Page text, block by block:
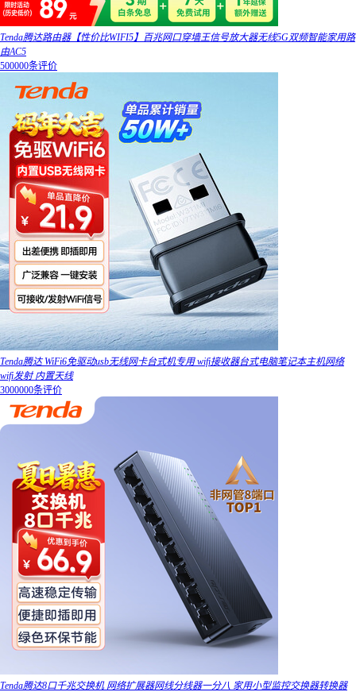
Tenda腾达路由器【性价比WIFI5】百兆网口穿墙王信号放大器无线5G双频智能家用路
由AC5
500000条评价
Tenda腾达 WiFi6免驱动usb无线网卡台式机专用 wifi接收器台式电脑笔记本主机网络
wifi发射 内置天线
3000000条评价
Tenda腾达8口千兆交换机 网络扩展器网线分线器一分八 家用小型监控交换器转换器